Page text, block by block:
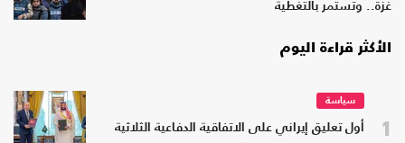
غزة.. وتستمر بالتغطية
الأكثر قراءة اليوم
1
سياسة
أول تعليق إيراني على الاتفاقية الدفاعية الثلاثية